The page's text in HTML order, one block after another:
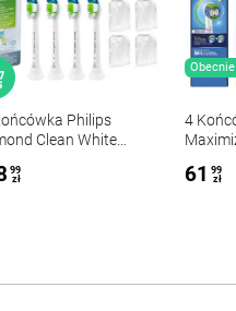
Philips
Clean White
99
zł
4
61 99
zł